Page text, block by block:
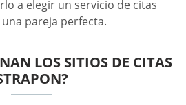
a elegir un servicio de citas
pareja perfecta.
LOS SITIOS DE CITAS